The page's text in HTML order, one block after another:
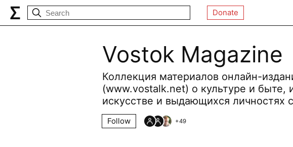
Donate
Vostok Magazine
Коллекция материалов онлайн-
(www.vostalk.net) о культуре и быте,
искусстве и выдающихся личностях
Follow +49